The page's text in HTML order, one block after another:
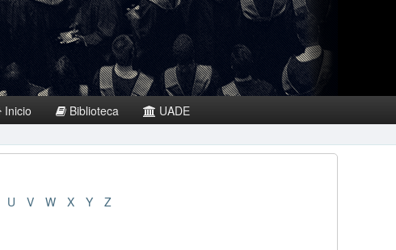
Inicio Biblioteca
UADE
U V W X Y
Z